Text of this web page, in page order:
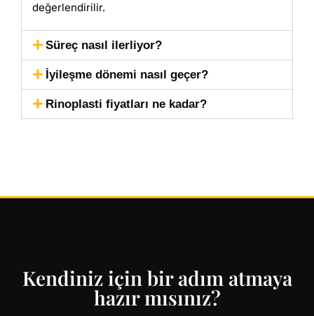
değerlendirilir.
Süreç nasıl ilerliyor?
İyileşme dönemi nasıl geçer?
Rinoplasti fiyatları ne kadar?
Kendiniz için bir adım atmaya
hazır mısınız?